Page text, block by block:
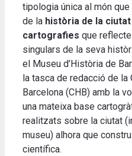
tipologia única al món
de la història de la
cartografies que
singulars de la seva
el Museu d’Història de
la tasca de redacció de la
Barcelona (CHB) amb la
una mateixa base
realitzats sobre la ciutat
museu) alhora que
científica.